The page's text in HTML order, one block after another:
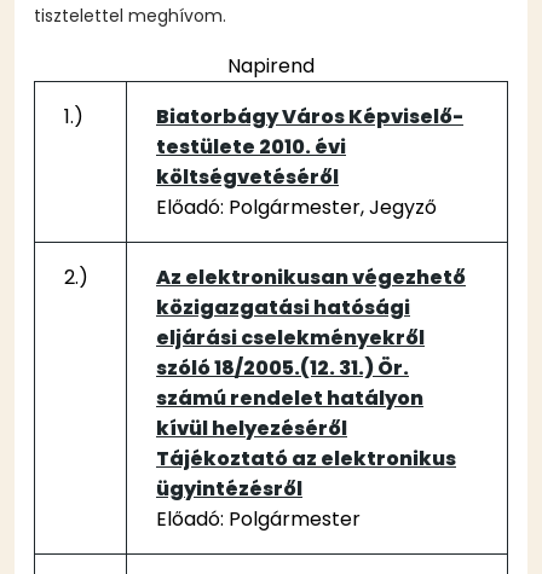
tisztelettel meghívom.
Napirend
1.)
Biatorbágy Város Képviselő-
testülete 2010. évi
költségvetéséről
Előadó: Polgármester, Jegyző
2.)
Az elektronikusan végezhető
közigazgatási hatósági
eljárási cselekményekről
szóló 18/2005.(12. 31.) Ör.
számú rendelet hatályon
kívül helyezéséről
Tájékoztató az elektronikus
ügyintézésről
Előadó: Polgármester